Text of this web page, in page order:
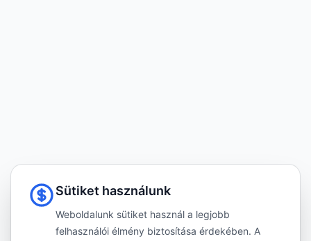
Sütiket használunk
Weboldalunk sütiket használ a legjobb
felhasználói élmény biztosítása érdekében. A